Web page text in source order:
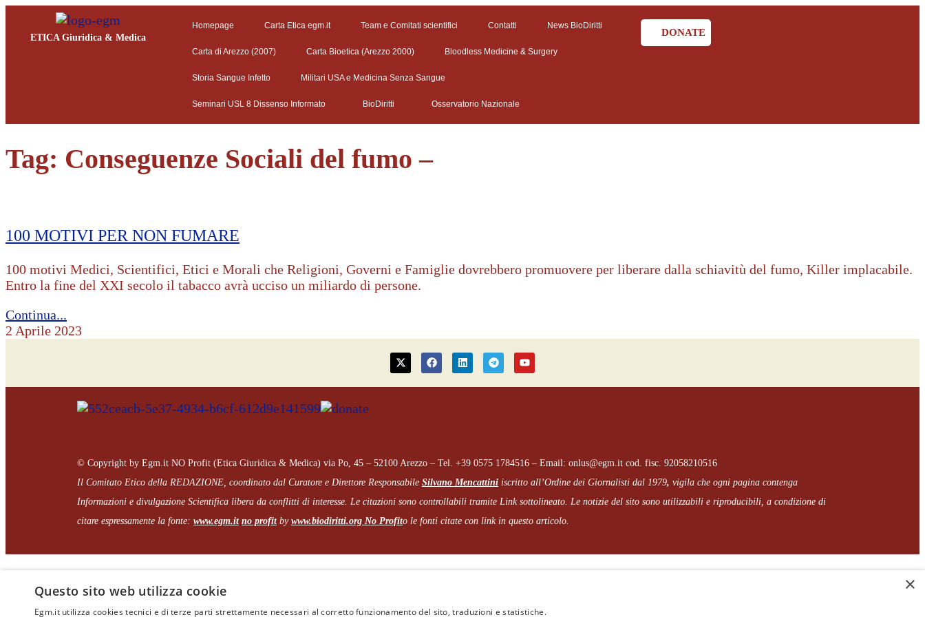
ETICA Giuridica & Medica
Homepage Carta Etica egm.it Team e Comitati scientifici Contatti News BioDiritti
Carta di Arezzo (2007) Carta Bioetica (Arezzo 2000) Bloodless Medicine & Surgery
Storia Sangue Infetto Militari USA e Medicina Senza Sangue
Seminari USL 8 Dissenso Informato BioDiritti Osservatorio Nazionale
DONATE
Tag: Conseguenze Sociali del fumo –
100 MOTIVI PER NON FUMARE
100 motivi Medici, Scientifici, Etici e Morali che Religioni, Governi e Famiglie dovrebbero promuovere per liberare dalla schiavitù del fumo, Killer implacabile.
Entro la fine del XXI secolo il tabacco avrà ucciso un miliardo di persone.
Continua...
2 Aprile 2023
© Copyright by Egm.it NO Profit (Etica Giuridica & Medica) via Po, 45 – 52100 Arezzo – Tel. +39 0575 1784516 – Email: onlus@egm.it cod. fisc. 92058210516
Il Comitato Etico della REDAZIONE, coordinato dal Curatore e Direttore Responsabile Silvano Mencattini iscritto all’Ordine dei Giornalisti dal 1979, vigila che ogni pagina contenga
Informazioni e divulgazione Scientifica libera da conflitti di interesse. Le citazioni sono controllabili tramite Link sottolineato. Le notizie del sito sono utilizzabili e riproducibili, a condizione di
citare espressamente la fonte: www.egm.it no profitby www.biodiritti.org No Profito le fonti citate con link in questo articolo.
×
Questo sito web utilizza cookie
Egm.it utilizza cookies tecnici e di terze parti strettamente necessari al corretto funzionamento del sito, traduzioni e statistiche.